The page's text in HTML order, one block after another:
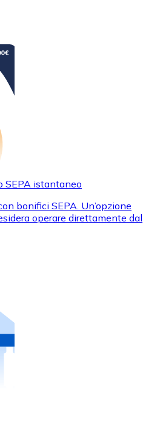
SEPA istantaneo
bonifici SEPA. Un’opzione
operare direttamente dal